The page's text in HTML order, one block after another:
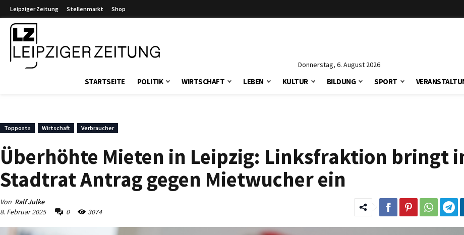
Leipziger Zeitung Stellenmarkt Shop
Donnerstag, 6. August 2026
STARTSEITE POLITIK WIRTSCHAFT LEBEN KULTUR BILDUNG SPORT
Topposts Wirtschaft Verbraucher
Überhöhte Mieten in Leipzig: Linksfraktion bringt
Stadtrat Antrag gegen Mietwucher ein
Von Ralf Julke
8. Februar 2025
0 3074